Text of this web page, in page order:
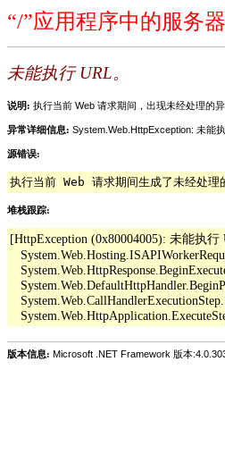
“/”应用程序中的服务器
未能执行 URL。
说明: 执行当前 Web 请求期间，出现未经处理的
异常详细信息: System.Web.HttpException: 未能执
源错误:
执行当前 Web 请求期间生成了未经处理
堆栈跟踪:
[HttpException (0x80004005): 未能执行
版本信息: Microsoft .NET Framework 版本